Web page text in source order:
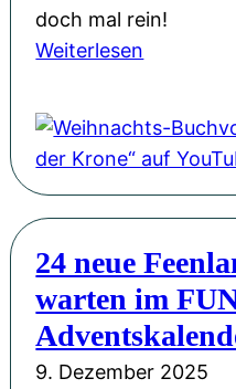
n
m
i
t
L
e
s
u
n
g
c
t
n
2
0
2
5
doch mal rein!
Weiterlesen
i
h
n
c
h
t
s
24 neue
warten im
9. Dezember 2025